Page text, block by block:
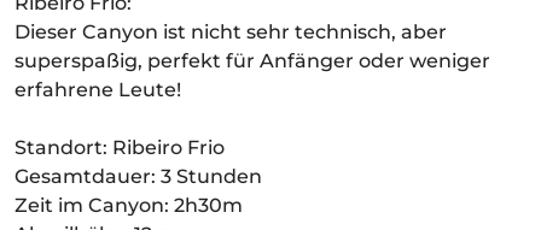
Dieser Canyon ist nicht sehr technisch, aber
superspaßig, perfekt für Anfänger oder weniger
erfahrene Leute!
Standort: Ribeiro Frio
Gesamtdauer: 3 Stunden
Zeit im Canyon: 2h30m